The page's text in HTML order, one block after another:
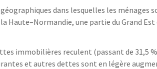
géographiques dans lesquelles les
Haute–Normandie, une partie du Grand
immobilières reculent (passant de 31,5 %
et autres dettes sont en légère